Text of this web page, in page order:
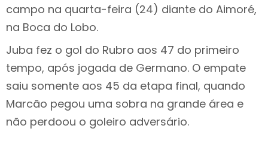
campo na quarta-feira (24) diante do Aimoré,
na Boca do Lobo.
Juba fez o gol do Rubro aos 47 do primeiro
tempo, após jogada de Germano. O empate
saiu somente aos 45 da etapa final, quando
Marcão pegou uma sobra na grande área e
não perdoou o goleiro adversário.